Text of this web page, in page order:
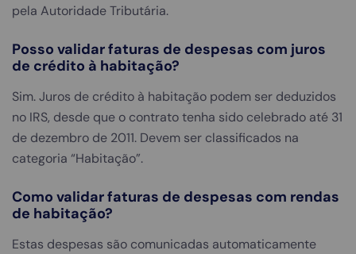
pela Autoridade Tributária.
Posso validar faturas de despesas com juros
de crédito à habitação?
Sim. Juros de crédito à habitação podem ser deduzidos
no IRS, desde que o contrato tenha sido celebrado até 31
de dezembro de 2011. Devem ser classificados na
categoria “Habitação”.
Como validar faturas de despesas com rendas
de habitação?
Estas despesas são comunicadas automaticamente